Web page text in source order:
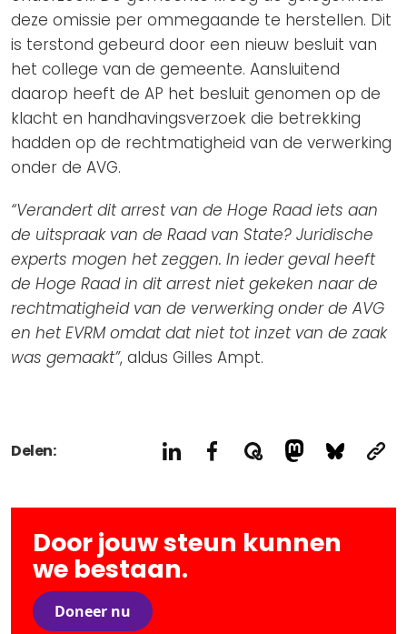
deze omissie per ommegaande te herstellen. Dit
is terstond gebeurd door een nieuw besluit van
het college van de gemeente. Aansluitend
daarop heeft de AP het besluit genomen op de
klacht en handhavingsverzoek die betrekking
hadden op de rechtmatigheid van de verwerking
onder de AVG.
“Verandert dit arrest van de Hoge Raad iets aan
de uitspraak van de Raad van State? Juridische
experts mogen het zeggen. In ieder geval heeft
de Hoge Raad in dit arrest niet gekeken naar de
rechtmatigheid van de verwerking onder de AVG
en het EVRM omdat dat niet tot inzet van de zaak
was gemaakt”, aldus Gilles Ampt.
Delen:
Door jouw steun kunnen
we bestaan.
Doneer nu